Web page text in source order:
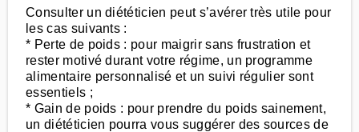
Consulter un diététicien peut s’avérer très utile pour
les cas suivants :
* Perte de poids : pour maigrir sans frustration et
rester motivé durant votre régime, un programme
alimentaire personnalisé et un suivi régulier sont
essentiels ;
* Gain de poids : pour prendre du poids sainement,
un diététicien pourra vous suggérer des sources de